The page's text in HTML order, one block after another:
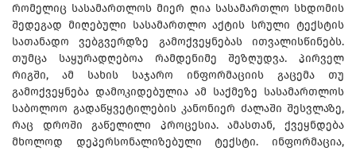
რომელიც სასამართლოს მიერ ღია სასამართლო სხდომის
შედეგად მიღებული სასამართლო აქტის სრული ტექსტის
სათანადო ვებგვერდზე გამოქვეყნებას ითვალისწინებს.
თუმცა საყურადღებოა რამდენიმე შეზღუდვა. პირველ
რიგში, ამ სახის საჯარო ინფორმაციის გაცემა თუ
გამოქვეყნება დამოკიდებულია ამ საქმეზე სასამართლოს
საბოლოო გადაწყვეტილების კანონიერ ძალაში შესვლაზე,
რაც დროში გაწელილი პროცესია. ამასთან, ქვეყნდება
მხოლოდ დეპერსონალიზებული ტექსტი. ინფორმაცია,